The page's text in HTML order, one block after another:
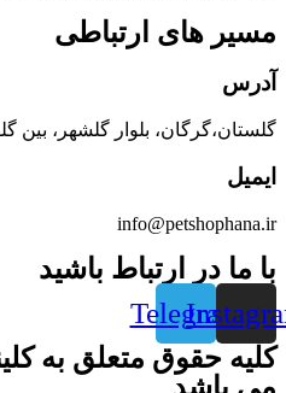
مسیر های ارتباطی
آدرس
گلستان،گرگان، بلوار گلشهر، بین گلشهر
ایمیل
info@petshophana.ir
با ما در ارتباط باشید
Telegram
کلیه حقوق متعلق به